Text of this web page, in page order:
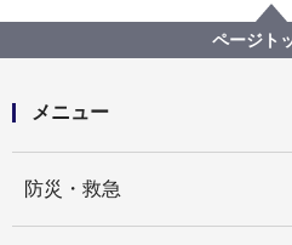
記
港北区の新図書取次サー
ます！
ページト
メニュー
防災・救急